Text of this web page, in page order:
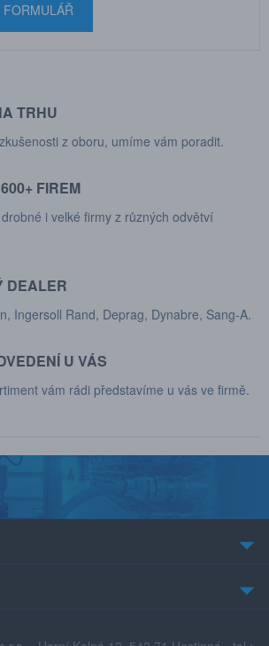
FORMULÁŘ
TRHU
z oboru, umíme vám poradit.
FIREM
i velké firmy z různých odvětví
DEALER
Ingersoll Rand, Deprag, Dynabre, Sang-A.
U VÁS
vám rádi představíme u vás ve firmě.